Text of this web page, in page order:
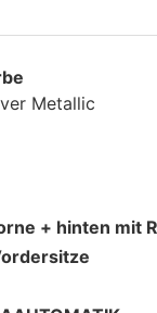
Metallic
+ hinten mit